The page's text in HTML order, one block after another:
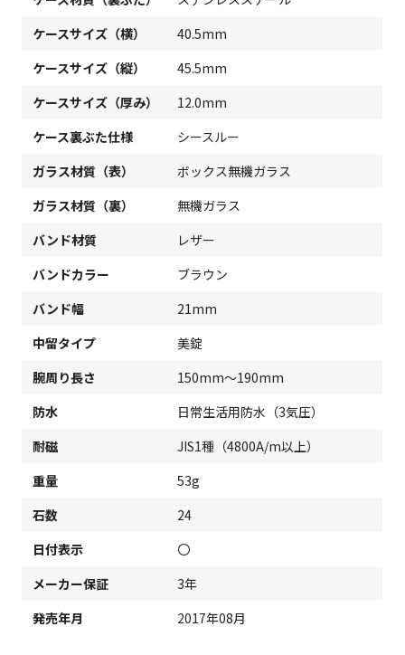
ケースサイズ（横）
40.5mm
ケースサイズ（縦）
45.5mm
ケースサイズ（厚み）
12.0mm
ケース裏ぶた仕様
シースルー
ガラス材質（表）
ボックス無機ガラス
ガラス材質（裏）
無機ガラス
バンド材質
レザー
バンドカラー
ブラウン
バンド幅
21mm
中留タイプ
美錠
腕周り長さ
150mm～190mm
防水
日常生活用防水（3気圧）
耐磁
JIS1種（4800A/m以上）
重量
53g
石数
24
日付表示
〇
メーカー保証
3年
発売年月
2017年08月